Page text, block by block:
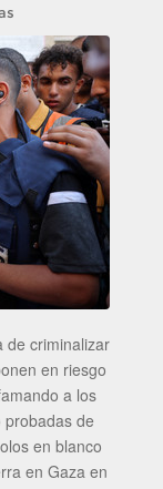
de criminalizar
en riesgo
a los
de
en blanco
en Gaza en